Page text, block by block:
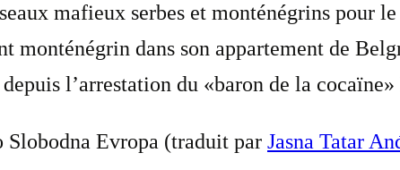
mafieux serbes et monténégrins pour
monténégrin dans son appartement de
l’arrestation du «baron de la
Evropa (traduit par Jasna Tatar